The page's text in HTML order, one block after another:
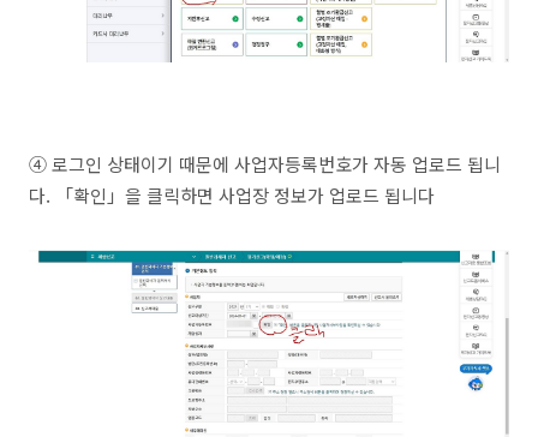
④ 로그인 상태이기 때문에 사업자등록번호가 자동 업로드 됩니
다. 「확인」을 클릭하면 사업장 정보가 업로드 됩니다